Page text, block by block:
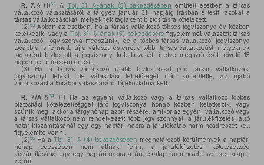
R. 7. § (1)62 A Tbj. 31. §-ának (5) bekezdésében említett esetben a társas
vállalkozó választásáról a tárgyév január 31. napjáig írásban értesíti azokat a
társas vállalkozásokat, melyeknek tagjaként biztosításra kötelezett.
(2)63 Abban az esetben, ha a társas vállalkozó többes jogviszonya év közben
keletkezik, vagy a Tbj. 31. §-ának (5) bekezdésére figyelemmel választott társas
vállalkozói jogviszonya megszűnik, de a többes társas vállalkozói jogviszonya
továbbra is fennáll, újra választ, és erről a többi társas vállalkozást, melyeknek
tagjaként biztosított a jogviszony keletkezését, illetve megszűnését követő 15
napon belül írásban értesíti.
(3) Ha a társas vállalkozó újabb biztosítással járó társas vállalkozási
jogviszonyt létesít, de választási lehetőségét már kimerítette, az újabb
vállalkozást a korábbi választásáról tájékoztatnia kell.
R. 7/A. § 64 (1) Ha az egyéni vállalkozó vagy a társas vállalkozó többes
biztosítási kötelezettséggel járó jogviszonya hónap közben keletkezik, vagy
szűnik meg, akkor a tárgyhónap azon részére, amikor az egyéni vállalkozó vagy
a társas vállalkozó nem rendelkezett több jogviszonnyal, a járulékfizetési alsó
határ kiszámításánál egy-egy naptári napra a járulékalap harmincadrészét kell
figyelembe venni.
(2)65 Ha a Tbj. 31. § (4) bekezdésében meghatározott körülmények a naptári
hónap egészében nem állnak fenn, a járulékfizetési kötelezettség
kiszámításánál egy-egy naptári napra a járulékalap harmincadrészét kell alapul
venni.